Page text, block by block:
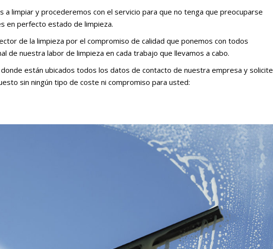
a limpiar y procederemos con el servicio para que no tenga que preocuparse
en perfecto estado de limpieza.
de la limpieza por el compromiso de calidad que ponemos con todos
de nuestra labor de limpieza en cada trabajo que llevamos a cabo.
están ubicados todos los datos de contacto de nuestra empresa y solicite
sin ningún tipo de coste ni compromiso para usted: